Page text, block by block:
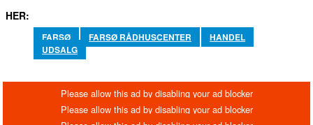
HER:
FARSØ FARSØ RÅDHUSCENTER
HANDEL
UDSALG